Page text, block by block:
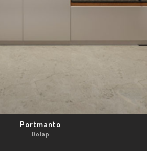
Portmanto
Dolap